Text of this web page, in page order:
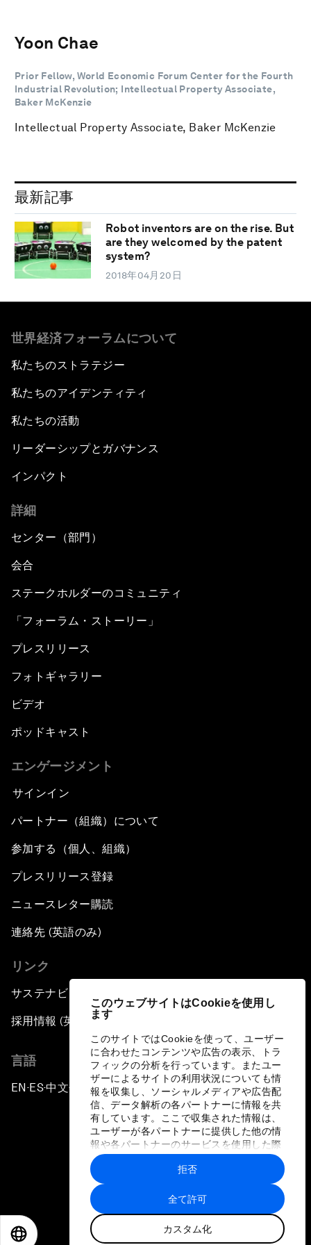
このウェブサイトはCookieを使用し
ます
このサイトではCookieを使って、ユーザー
に合わせたコンテンツや広告の表示、トラ
フィックの分析を行っています。またユー
ザーによるサイトの利用状況についても情
報を収集し、ソーシャルメディアや広告配
信、データ解析の各パートナーに情報を共
有しています。ここで収集された情報は、
ユーザーが各パートナーに提供した他の情
報や各パートナーのサービスを使用した際
に収集された情報と組み合わされ、各パー
トナーによって使用されることがありま
す。
全て許可
カスタム化
拒否
Yoon Chae
Prior Fellow, World Economic Forum Center for the Fourth
Industrial Revolution; Intellectual Property Associate,
Baker McKenzie
Intellectual Property Associate, Baker McKenzie
最新記事
Robot inventors are on the rise. But
are they welcomed by the patent
system?
2018年04月20日
世界経済フォーラムについて
私たちのストラテジー
私たちのアイデンティティ
私たちの活動
リーダーシップとガバナンス
インパクト
詳細
センター（部門）
会合
ステークホルダーのコミュニティ
「フォーラム・ストーリー」
プレスリリース
フォトギャラリー
ビデオ
ポッドキャスト
エンゲージメント
サインイン
パートナー（組織）について
参加する（個人、組織）
プレスリリース登録
ニュースレター購読
連絡先 (英語のみ)
リンク
サステナビリティへの取り組み
採用情報 (英語のみ)
言語
EN ▪ ES▪中文▪ 日本語
プライバシーポリシーと利用規約
サイトマップ
©
世界経済フォーラム